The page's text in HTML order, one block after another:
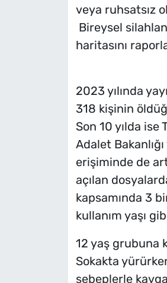
veya ruhsatsız
Bireysel
haritasını
2023 yılında
318 kişinin
Son 10 yılda ise
Adalet
erişiminde de
açılan
kapsamında 3
kullanım yaşı
12 yaş grubuna
Sokakta
sebeplerle